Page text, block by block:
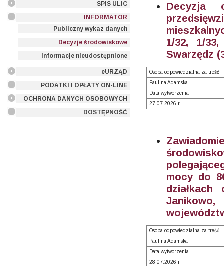
SPIS ULIC
INFORMATOR
Publiczny wykaz danych
Decyzje środowiskowe
Informacje nieudostępnione
eURZĄD
PODATKI I OPŁATY ON-LINE
OCHRONA DANYCH OSOBOWYCH
DOSTĘPNOŚĆ
Decyzja
1/32, 1/
Swarzędz
Osoba odpowiedzialna za treść
Paulina Adamska
Data wytworzenia
27.07.2026 r.
mocy do
Osoba odpowiedzialna za treść
Paulina Adamska
Data wytworzenia
28.07.2026 r.